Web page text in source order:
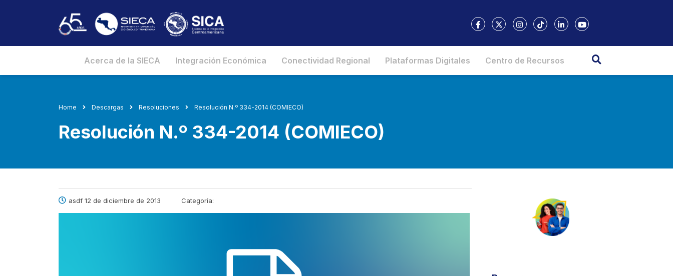
Acerca de la SIECA Integración Económica Conectividad Regional Plataformas Digitales Centro de Recursos
Home Descargas Resoluciones Resolución N.º 334-2014 (COMIECO)
Resolución N.º 334-2014 (COMIECO)
asdf 12 de diciembre de 2013 Categoría: